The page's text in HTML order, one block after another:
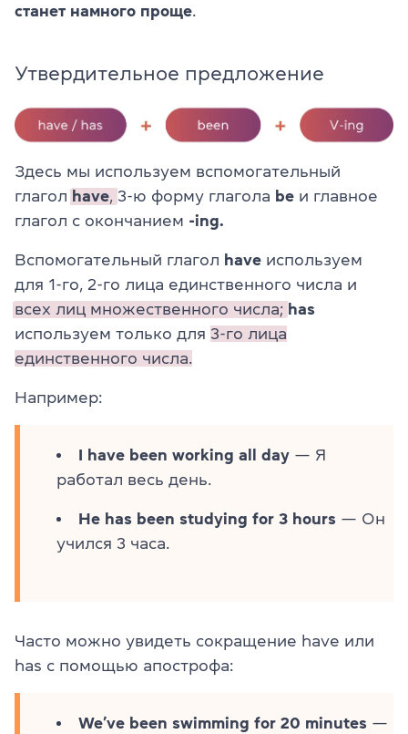
станет намного проще
Утвердительное предложение
Здесь мы используем вспомогательный
глагол have, 3-ю форму глагола be и главное
глагол с окончанием -ing.
Вспомогательный глагол have используем
для 1-го, 2-го лица единственного числа и
всех лиц множественного числа; has
используем только для 3-го лица
единственного числа.
Например:
I have been working all day — Я
работал весь день.
He has been studying for 3 hours — Он
учился 3 часа.
Часто можно увидеть сокращение have или
has с помощью апострофа:
We’ve been swimming for 20 minutes —